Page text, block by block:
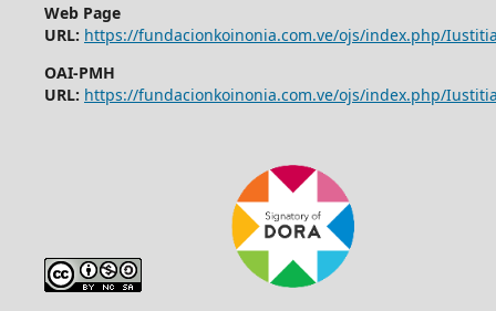
Web Page
URL: https://fundacionkoinonia.com.ve/ojs/index.php/
OAI-PMH
URL: https://fundacionkoinonia.com.ve/ojs/index.php/